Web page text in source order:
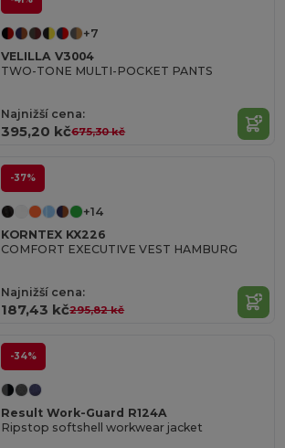
+7
VELILLA V3004
TWO-TONE MULTI-POCKET PANTS
Najnižší cena:
395,20 kč675,30 kč
-37%
+14
KORNTEX KX226
COMFORT EXECUTIVE VEST HAMBURG
Najnižší cena:
187,43 kč295,82 kč
-34%
Result Work-Guard R124A
Ripstop softshell workwear jacket